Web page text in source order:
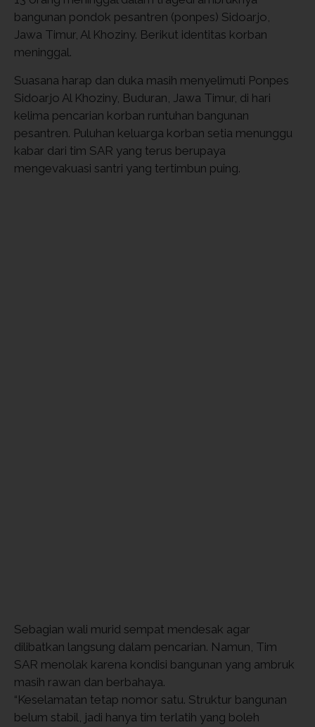
bangunan pondok pesantren (ponpes) Sidoarjo,
Jawa Timur, Al Khoziny. Berikut identitas korban
meninggal.
Suasana harap dan duka masih menyelimuti Ponpes
Sidoarjo Al Khoziny, Buduran, Jawa Timur, di hari
kelima pencarian korban runtuhan bangunan
pesantren. Puluhan keluarga korban setia menunggu
kabar dari tim SAR yang terus berupaya
mengevakuasi santri yang tertimbun puing.
Sebagian wali murid sempat mendesak agar
dilibatkan langsung dalam pencarian. Namun, Tim
SAR menolak karena kondisi bangunan yang ambruk
masih rawan dan berbahaya.
“Keselamatan tetap nomor satu. Struktur bangunan
belum stabil, jadi hanya tim terlatih yang boleh